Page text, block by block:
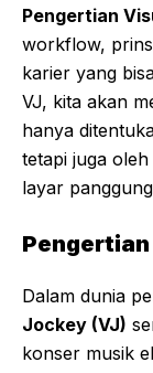
Pengertian
workflow,
karier yang
VJ, kita akan
hanya
tetapi juga
layar
Dalam dunia
Jockey (VJ)
konser musik